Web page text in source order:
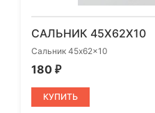
САЛЬНИК 45X62X10
Сальник 45x62x10
180 ₽
КУПИТЬ